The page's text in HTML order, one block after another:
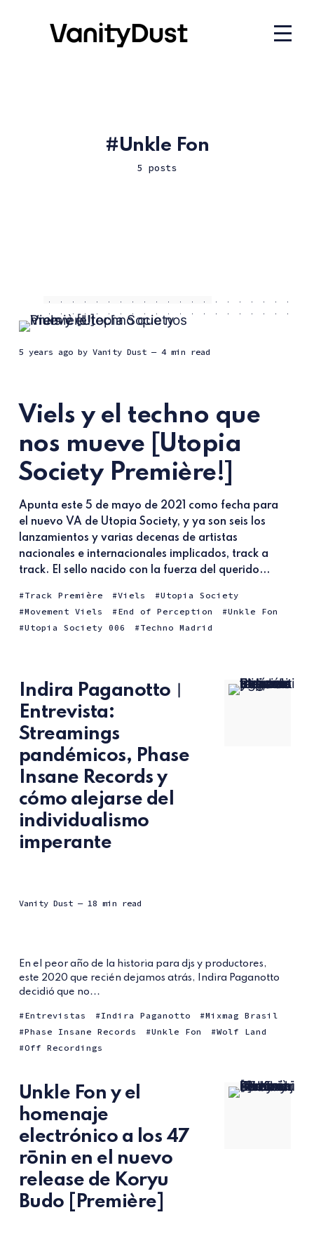
Unkle Fon
5 posts
5 years agoby Vanity Dust — 4 min read
Viels y el techno que
nos mueve [Utopia
Society Première!]
Apunta este 5 de mayo de 2021 como fecha para
el nuevo VA de Utopia Society, y ya son seis los
lanzamientos y varias decenas de artistas
nacionales e internacionales implicados, track a
track. El sello nacido con la fuerza del querido...
Track Première Viels
Utopia Society
Movement Viels
End of Perception
Unkle Fon
Utopia Society 006
Techno Madrid
Indira Paganotto︱
Entrevista:
Streamings
pandémicos, Phase
Insane Records y
cómo alejarse del
individualismo
imperante
Vanity Dust — 18 min read
En el peor año de la historia para djs y productores,
este 2020 que recién dejamos atrás, Indira Paganotto
decidió que no...
Entrevistas Indira Paganotto
Mixmag Brasil
Phase Insane Records
Unkle Fon
Wolf Land
Off Recordings
Unkle Fon y el
homenaje
electrónico a los 47
rōnin en el nuevo
release de Koryu
Budo [Première]